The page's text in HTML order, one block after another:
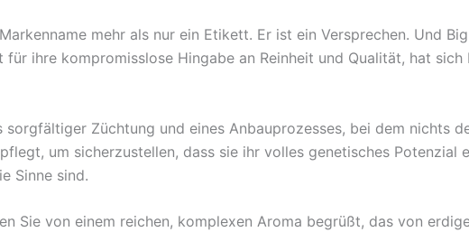
mehr als nur ein Etikett. Er ist ein Versprechen. Und
ihre kompromisslose Hingabe an Reinheit und Qualität, hat
Züchtung und eines Anbauprozesses, bei dem nichts
um sicherzustellen, dass sie ihr volles genetisches Potenzial
Sinne sind.
Sie von einem reichen, komplexen Aroma begrüßt, das von